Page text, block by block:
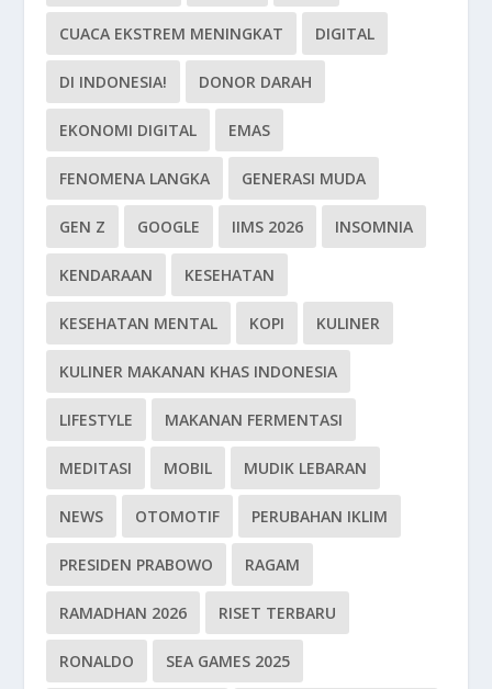
CUACA EKSTREM MENINGKAT DIGITAL
DI INDONESIA! DONOR DARAH
EKONOMI DIGITAL EMAS
FENOMENA LANGKA GENERASI MUDA
GEN Z GOOGLE IIMS 2026 INSOMNIA
KENDARAAN KESEHATAN
KESEHATAN MENTAL KOPI KULINER
KULINER MAKANAN KHAS INDONESIA
LIFESTYLE MAKANAN FERMENTASI
MEDITASI MOBIL MUDIK LEBARAN
NEWS OTOMOTIF PERUBAHAN IKLIM
PRESIDEN PRABOWO RAGAM
RAMADHAN 2026 RISET TERBARU
RONALDO SEA GAMES 2025